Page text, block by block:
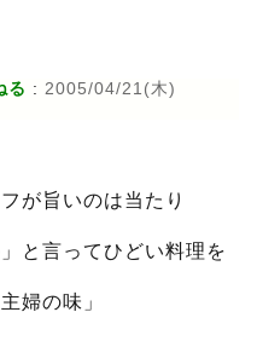
る : 2005/04/21(木)
が旨いのは当たり
と言ってひどい料理を
婦の味」